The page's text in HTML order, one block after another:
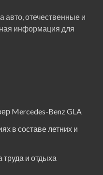
авто, отечественные и
информация для
Mercedes-Benz GLA
в составе летних и
и отдыха